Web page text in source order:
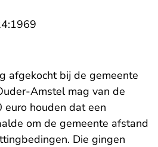
afgekocht bij de gemeente
Amstel mag van de
houden dat een
om de gemeente afstand
Die gingen